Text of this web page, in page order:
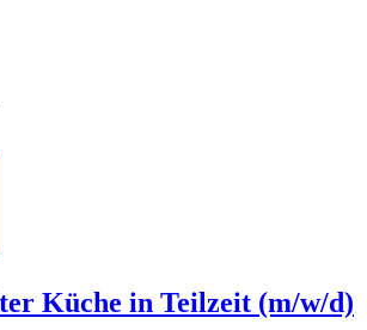
Küche in Teilzeit (m/w/d)